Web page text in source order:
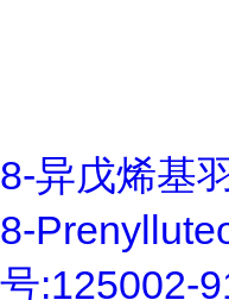
8-异戊烯基
8-
号:125002-